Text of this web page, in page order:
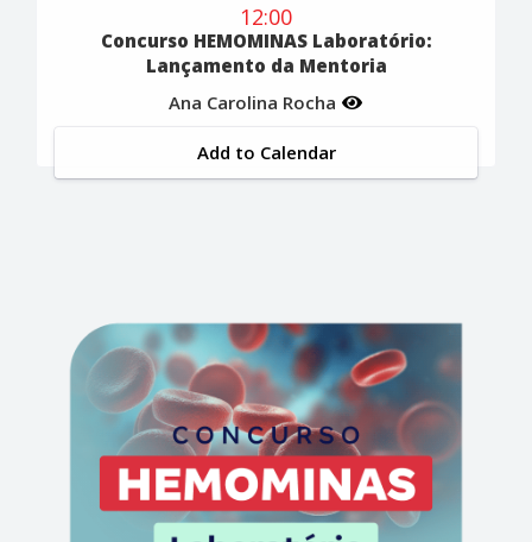
12:00
Concurso HEMOMINAS Laboratório:
Lançamento da Mentoria
Ana Carolina Rocha
Add to Calendar